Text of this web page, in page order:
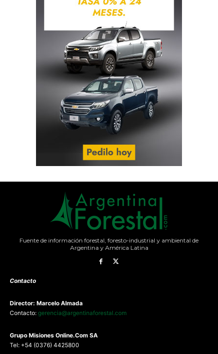
Fuente de información forestal, foresto-industrial y ambiental de
Argentina y América Latina
Contacto
Director: Marcelo Almada
Contacto: gerencia@argentinaforestal.com
Grupo Misiones Online.Com SA
Tel: +54 (0376) 4425800